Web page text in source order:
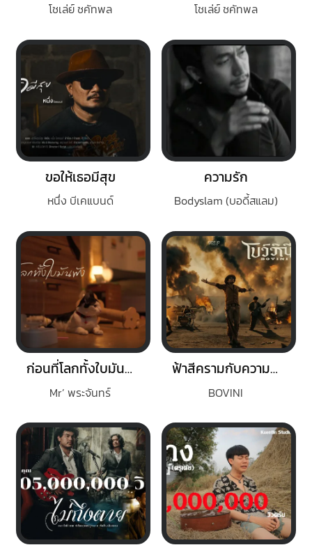
โชเล่ย์ ชคัทพล โชเล่ย์ ชคัทพล
ขอให้เธอมีสุข
หนึ่ง บีเคแบนด์
ความรัก
Bodyslam (บอดี้สแลม)
ก่อนที่โลกทั้งใบมันพัง
Mr’ พระจันทร์
ฟ้าสีครามกับความเป็นจริง
BOVINI